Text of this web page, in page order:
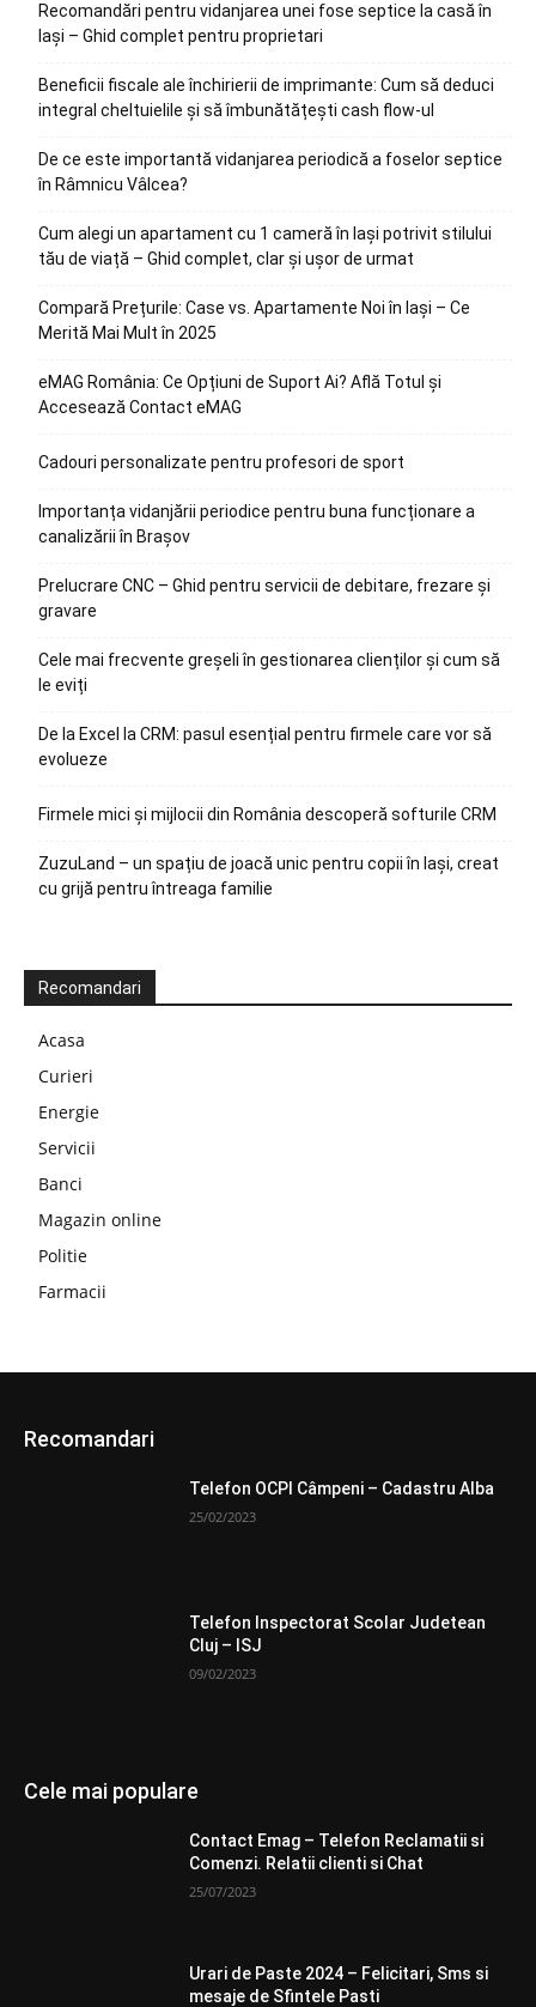
Recomandări pentru vidanjarea unei fose septice la casă în
Iași – Ghid complet pentru proprietari
Beneficii fiscale ale închirierii de imprimante: Cum să deduci
integral cheltuielile și să îmbunătățești cash flow-ul
De ce este importantă vidanjarea periodică a foselor septice
în Râmnicu Vâlcea?
Cum alegi un apartament cu 1 cameră în Iași potrivit stilului
tău de viață – Ghid complet, clar și ușor de urmat
Compară Prețurile: Case vs. Apartamente Noi în Iași – Ce
Merită Mai Mult în 2025
eMAG România: Ce Opțiuni de Suport Ai? Află Totul și
Accesează Contact eMAG
Cadouri personalizate pentru profesori de sport
Importanța vidanjării periodice pentru buna funcționare a
canalizării în Brașov
Prelucrare CNC – Ghid pentru servicii de debitare, frezare și
gravare
Cele mai frecvente greșeli în gestionarea clienților și cum să
le eviți
De la Excel la CRM: pasul esențial pentru firmele care vor să
evolueze
Firmele mici și mijlocii din România descoperă softurile CRM
ZuzuLand – un spațiu de joacă unic pentru copii în Iași, creat
cu grijă pentru întreaga familie
Recomandari
Acasa
Curieri
Energie
Servicii
Banci
Magazin online
Politie
Farmacii
Recomandari
Telefon OCPI Câmpeni – Cadastru Alba
25/02/2023
Telefon Inspectorat Scolar Judetean
Cluj – ISJ
09/02/2023
Cele mai populare
Contact Emag – Telefon Reclamatii si
Comenzi. Relatii clienti si Chat
25/07/2023
Urari de Paste 2024 – Felicitari, Sms si
mesaje de Sfintele Pasti